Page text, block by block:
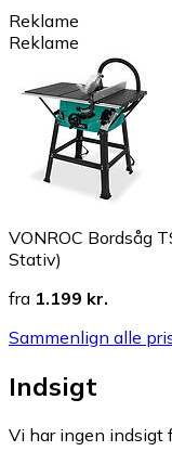
Reklame
Reklame
VONROC Bordsåg
Stativ)
fra 1.199 kr.
Sammenlign alle
Indsigt
Vi har ingen indsigt